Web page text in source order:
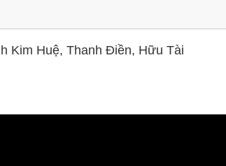
Kim Huệ, Thanh Điền, Hữu Tài